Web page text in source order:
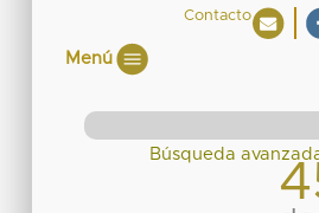
Contacto
Menú